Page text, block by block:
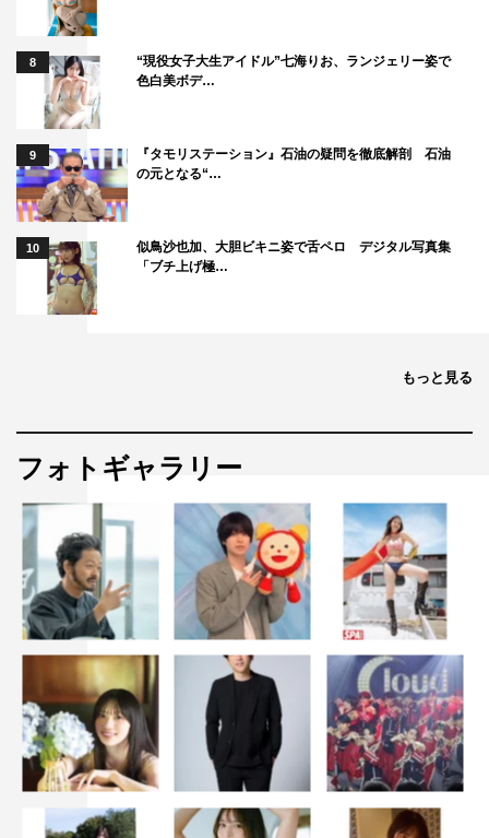
8
“現役女子大生アイドル”七海りお、ランジェリー姿で
色白美ボデ…
9
『タモリステーション』石油の疑問を徹底解剖 石油
の元となる“…
10
似鳥沙也加、大胆ビキニ姿で舌ペロ デジタル写真集
「ブチ上げ極…
もっと見る
フォトギャラリー